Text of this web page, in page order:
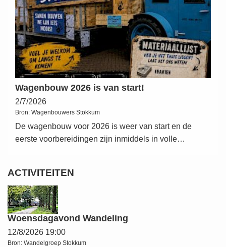
Wagenbouw 2026 is van start!
2/7/2026
Bron: Wagenbouwers Stokkum
De wagenbouw voor 2026 is weer van start en de
eerste voorbereidingen zijn inmiddels in volle…
ACTIVITEITEN
Woensdagavond Wandeling
12/8/2026 19:00
Bron: Wandelgroep Stokkum